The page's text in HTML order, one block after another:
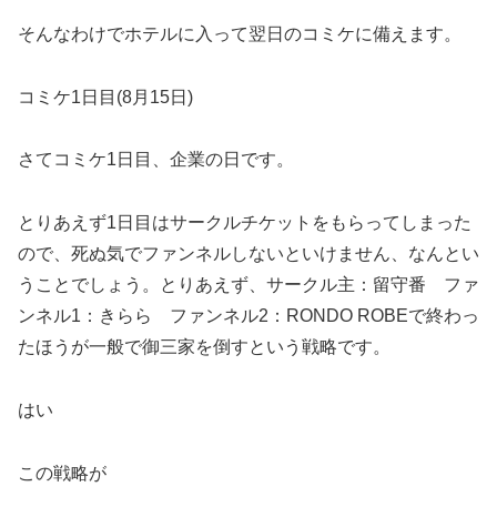
そんなわけでホテルに入って翌日のコミケに備えます。
コミケ1日目(8月15日)
さてコミケ1日目、企業の日です。
とりあえず1日目はサークルチケットをもらってしまった
ので、死ぬ気でファンネルしないといけません、なんとい
うことでしょう。とりあえず、サークル主：留守番 ファ
ンネル1：きらら ファンネル2：RONDO ROBEで終わっ
たほうが一般で御三家を倒すという戦略です。
はい
この戦略が